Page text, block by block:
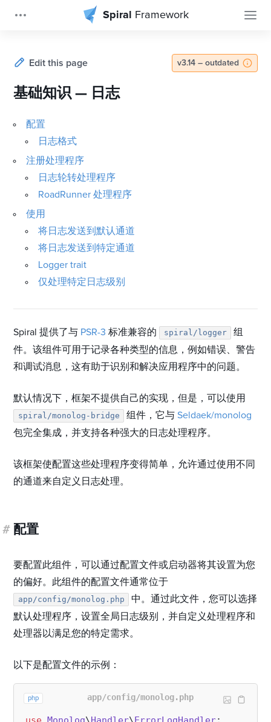
Spiral Framework
v3.14 – outdated
Edit this page
基础知识 — 日志
配置
日志格式
注册处理程序
日志轮转处理程序
RoadRunner 处理程序
使用
将日志发送到默认通道
将日志发送到特定通道
Logger trait
仅处理特定日志级别
Spiral 提供了与 PSR-3 标准兼容的 spiral/logger
组
件。该组件可用于记录各种类型的信息，例如错误、警告
和调试消息，这有助于识别和解决应用程序中的问题。
默认情况下，框架不提供自己的实现，但是，可以使用
spiral/monolog-bridge 组件，它与Seldaek/monolog
包完全集成，并支持各种强大的日志处理程序。
该框架使配置这些处理程序变得简单，允许通过使用不同
的通道来自定义日志处理。
# 配置
要配置此组件，可以通过配置文件或启动器将其设置为您
的偏好。此组件的配置文件通常位于
app/config/monolog.php
中。通过此文件，您可以选择
默认处理程序，设置全局日志级别，并自定义处理程序和
处理器以满足您的特定需求。
以下是配置文件的示例：
php app/config/monolog.php